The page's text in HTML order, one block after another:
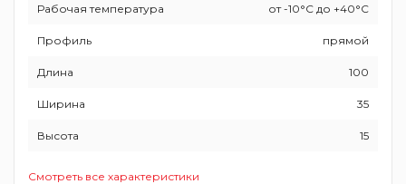
Рабочая температура от -10°C до +40°C
Профиль прямой
Длина 100
Ширина 35
Высота 15
Смотреть все характеристики